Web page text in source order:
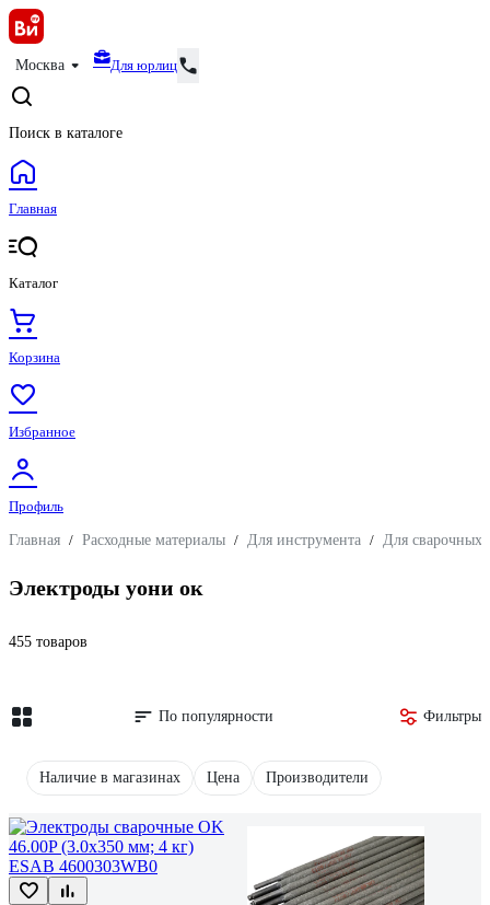
Москва Для юрлиц
Поиск в каталоге
Главная
Каталог
Корзина
Избранное
Профиль
Главная / Расходные материалы / Для инструмента / Для сварочных
Электроды уони ок
455 товаров
По популярности Фильтры
Наличие в магазинах Цена Производители